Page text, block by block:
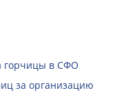
горчицы в СФО
за организацию